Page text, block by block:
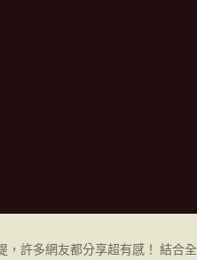
，許多網友都分享超有感！ 結合